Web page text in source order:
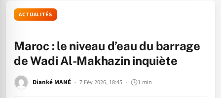
ACTUALITÉS
Maroc : le niveau d’eau du barrage
de Wadi Al-Makhazin inquiète
Dianké MANÉ 7 Fév 2026, 18:45 1 min